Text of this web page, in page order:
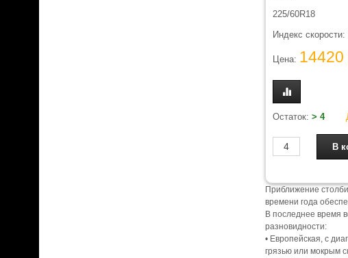
225/60R18
Индекс скорости:
Цена: 14420
Остаток: > 4
Приближение
времени года
В последнее время
разновидности:
• Европейская, с
грязью или мокрым